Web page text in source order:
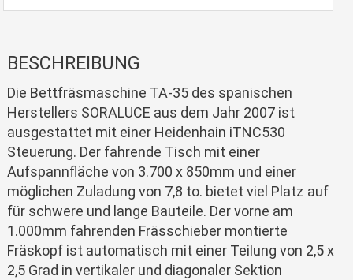
BESCHREIBUNG
Die Bettfräsmaschine TA-35 des spanischen
Herstellers SORALUCE aus dem Jahr 2007 ist
ausgestattet mit einer Heidenhain iTNC530
Steuerung. Der fahrende Tisch mit einer
Aufspannfläche von 3.700 x 850mm und einer
möglichen Zuladung von 7,8 to. bietet viel Platz auf
für schwere und lange Bauteile. Der vorne am
1.000mm fahrenden Frässchieber montierte
Fräskopf ist automatisch mit einer Teilung von 2,5 x
2,5 Grad in vertikaler und diagonaler Sektion